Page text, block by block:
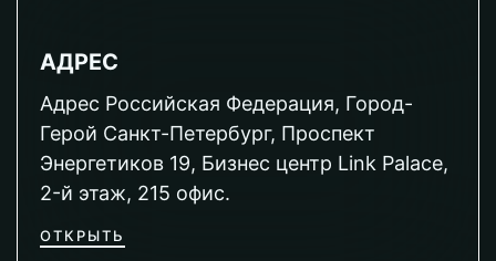
АДРЕС
Адрес Российская Федерация, Город-
Герой Санкт-Петербург, Проспект
Энергетиков 19, Бизнес центр Link Palace,
2-й этаж, 215 офис.
ОТКРЫТЬ